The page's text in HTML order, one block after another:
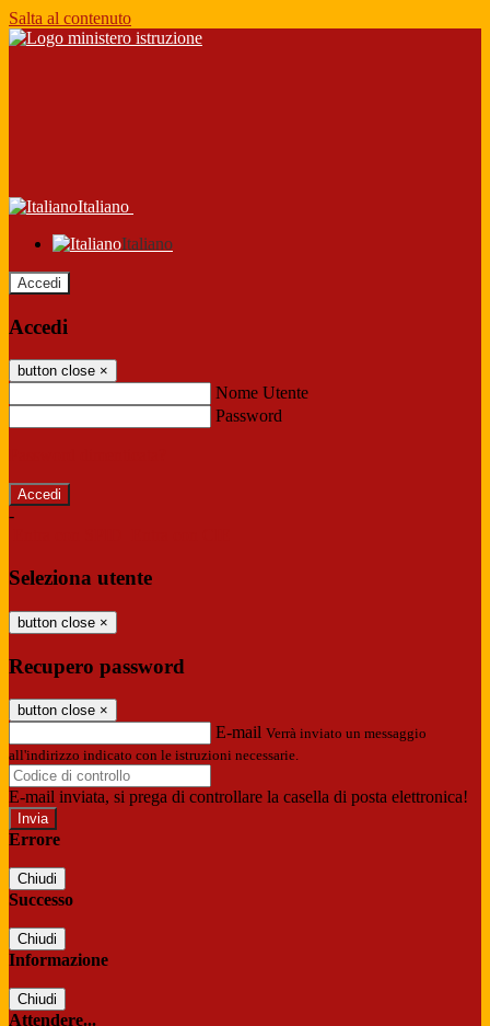
Salta al contenuto
Italiano
Italiano
Accedi
Accedi
button close ×
Nome Utente
Password
-
Seleziona utente
button close ×
Recupero password
button close ×
E-mail Verrà inviato un messaggio
all'indirizzo indicato con le istruzioni necessarie.
E-mail inviata, si prega di controllare la casella di posta elettronica!
Errore
Chiudi
Successo
Chiudi
Informazione
Chiudi
Attendere...